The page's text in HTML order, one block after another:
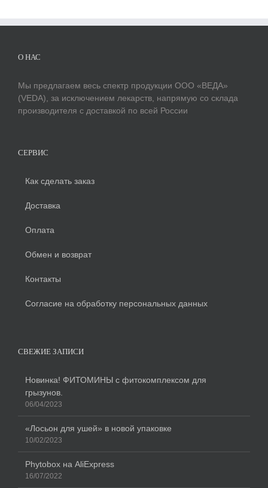
О НАС
Мы предлагаем весь спектр продукции ООО «ВЕДА»
(VEDA), за исключением лекарств, напрямую со склада
производителя с доставкой по всей России
СЕРВИС
Как сделать заказ
Доставка
Оплата
Обмен и возврат
Контакты
Согласие на обработку персональных данных
СВЕЖИЕ ЗАПИСИ
Новинка! ФИТОМИНЫ с фитокомплексом для
грызунов.
06/04/2023
«Лосьон для ушей» в новой упаковке
10/02/2023
Phytobox на AliExpress
16/07/2022